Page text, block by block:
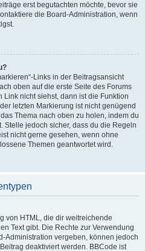
erst begutachten möchte, bevor sie
die Board-Administration, wenn
Links in der Beitragsansicht
oben auf die erste Seite des Forums
nicht siehst, dann ist die Funktion
letzten Markierung ist nicht genügend
Thema nach oben zu holen, indem du
Stelle jedoch sicher, dass du die Regeln
nicht gerne gesehen, wenn ohne
Themen geantwortet wird.
von HTML, die dir weitreichende
Text gibt. Die Rechte zur Verwendung
Administration vergeben, können jedoch
deaktiviert werden. BBCode ist